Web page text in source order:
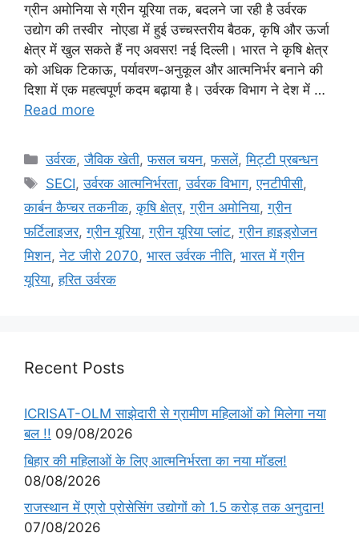
ग्रीन अमोनिया से ग्रीन यूरिया तक, बदलने जा रही है उर्वरक
उद्योग की तस्वीर नोएडा में हुई उच्चस्तरीय बैठक, कृषि और ऊर्जा
क्षेत्र में खुल सकते हैं नए अवसर! नई दिल्ली। भारत ने कृषि क्षेत्र
को अधिक टिकाऊ, पर्यावरण-अनुकूल और आत्मनिर्भर बनाने की
दिशा में एक महत्वपूर्ण कदम बढ़ाया है। उर्वरक विभाग ने देश में …
Read more
उर्वरक,जैविक खेती,फसल चयन,फसलें,मि‌ट्टी प्रबन्धन
SECI,उर्वरक आत्मनिर्भरता,उर्वरक विभाग,एनटीपीसी,
कार्बन कैप्चर तकनीक,कृषि क्षेत्र,ग्रीन अमोनिया,ग्रीन
फर्टिलाइजर,ग्रीन यूरिया,ग्रीन यूरिया प्लांट,ग्रीन हाइड्रोजन
मिशन,नेट जीरो 2070, भारत उर्वरक नीति, भारत में ग्रीन
यूरिया,हरित उर्वरक
Recent Posts
ICRISAT-OLM साझेदारी से ग्रामीण महिलाओं को मिलेगा नया
बल !! 09/08/2026
बिहार की महिलाओं के लिए आत्मनिर्भरता का नया मॉडल!
08/08/2026
राजस्थान में एग्रो प्रोसेसिंग उद्योगों को 1.5 करोड़ तक अनुदान!
07/08/2026